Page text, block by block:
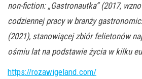
non-fiction: „Gastronautka” (2017,
codziennej pracy w branży
(2021), stanowiącej zbiór felietonów
ośmiu lat na podstawie życia w kilku
https://rozawigeland.com/